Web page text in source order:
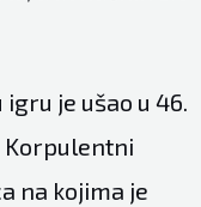
je ušao u 46.
Korpulentni
na kojima je